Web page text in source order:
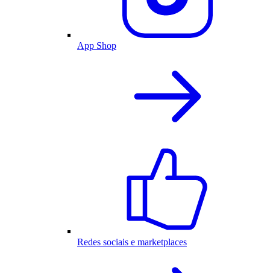
App Shop
Redes sociais e marketplaces